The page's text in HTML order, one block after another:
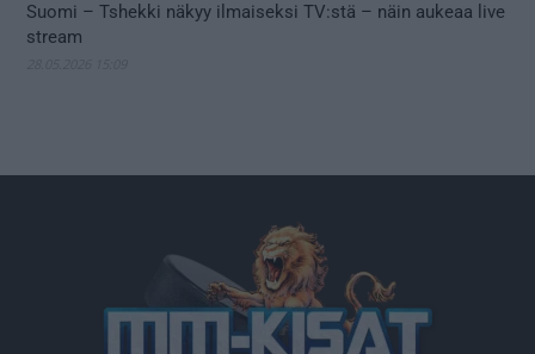
Suomi – Tshekki näkyy ilmaiseksi TV:stä – näin aukeaa live
stream